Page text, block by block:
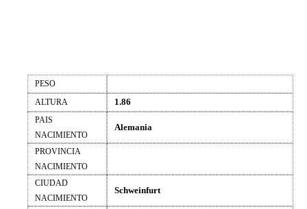
PESO
ALTURA
1.86
PAIS
NACIMIENTO
Alemania
PROVINCIA
NACIMIENTO
CIUDAD
NACIMIENTO
Schweinfurt